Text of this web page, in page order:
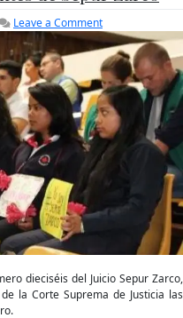
Leave a Commenton
22
de
febrero:
Estudiantes
y
Nobeles
de
la
solidaridad
con
Sobrevivientes
Zarco
dieciséis del Juicio Sepur Zarco,
la Corte Suprema de Justicia las